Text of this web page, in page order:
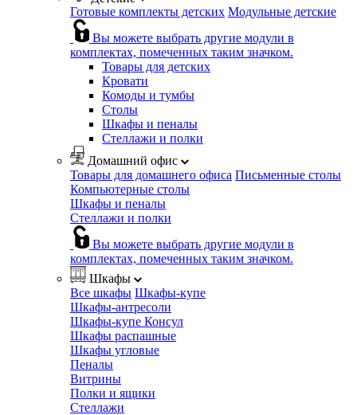
Готовые комплекты детских Модульные детские
Вы можете выбрать другие модули в
комплектах, помеченных таким значком.
Товары для детских
Кровати
Комоды и тумбы
Столы
Шкафы и пеналы
Стеллажи и полки
Домашний офис
Товары для домашнего офиса Письменные столы
Компьютерные столы
Шкафы и пеналы
Стеллажи и полки
Вы можете выбрать другие модули в
комплектах, помеченных таким значком.
Шкафы
Все шкафы Шкафы-купе
Шкафы-антресоли
Шкафы-купе Консул
Шкафы распашные
Шкафы угловые
Пеналы
Витрины
Полки и ящики
Стеллажи